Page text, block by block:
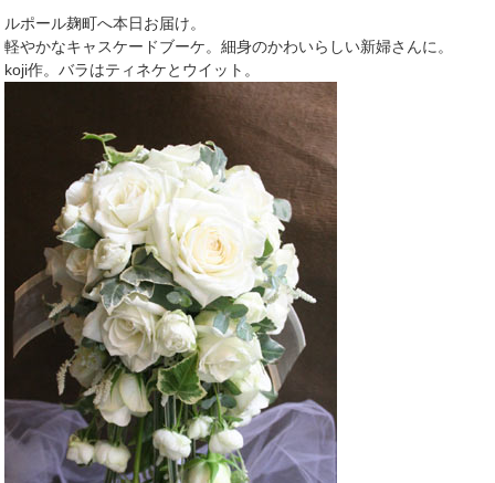
ルポール麹町へ本日お届け。
軽やかなキャスケードブーケ。細身のかわいらしい新婦さんに。
koji作。バラはティネケとウイット。